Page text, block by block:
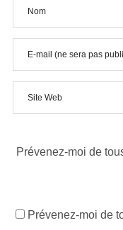
Prévenez-moi de
Prévenez-moi de